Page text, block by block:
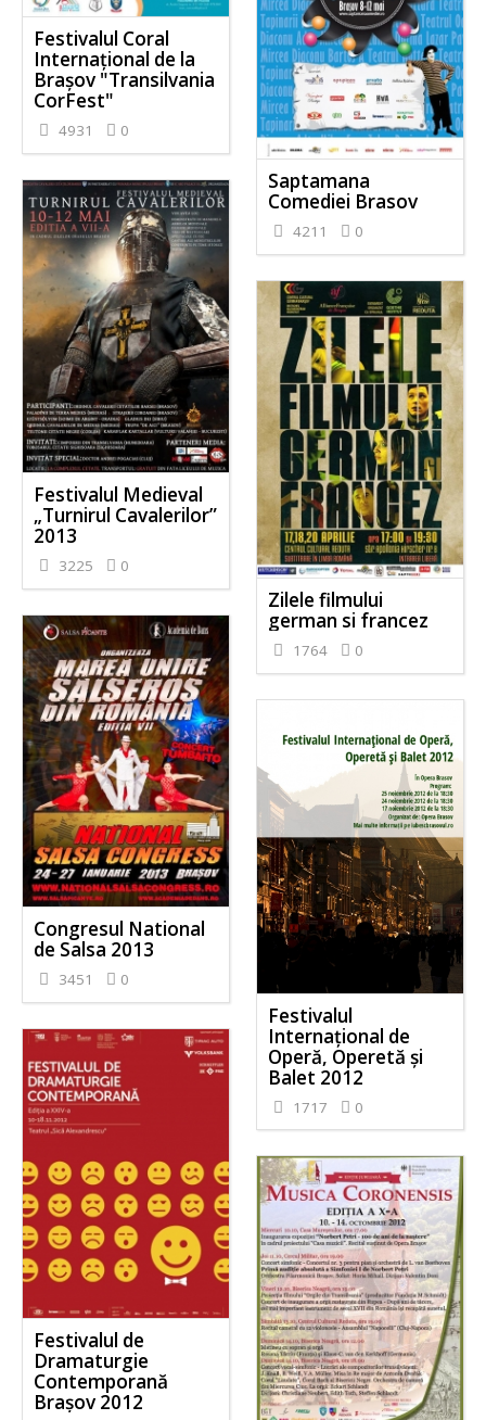
Festivalul Coral
Internaţional de la
Braşov "Transilvania
CorFest"
4931 0
Saptamana
Comediei Brasov
4211 0
Festivalul Medieval
„Turnirul Cavalerilor”
2013
3225 0
Zilele filmului
german si francez
1764 0
Congresul National
de Salsa 2013
3451 0
Festivalul
Internaţional de
Operă, Operetă şi
Balet 2012
1717 0
Festivalul de
Dramaturgie
Contemporană
Braşov 2012